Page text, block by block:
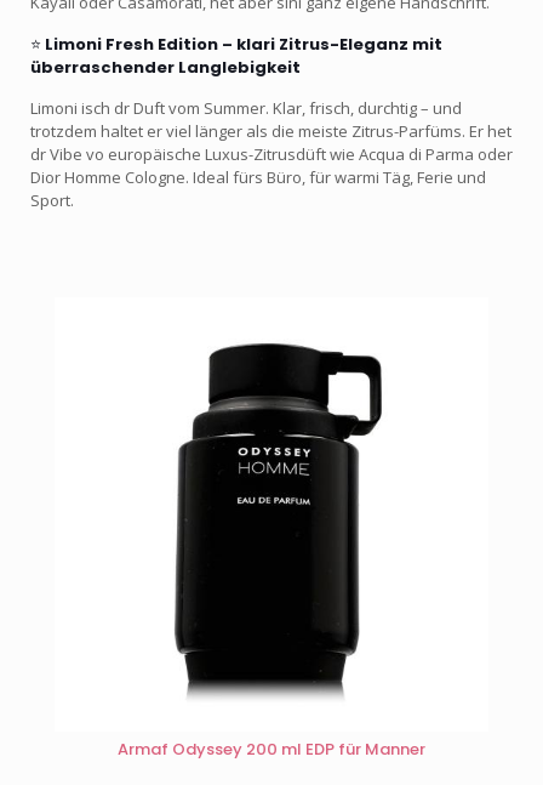
⭐ Limoni Fresh Edition – klari Zitrus-Eleganz mit
überraschender Langlebigkeit
Limoni isch dr Duft vom Summer. Klar, frisch, durchtig – und
trotzdem haltet er viel länger als die meiste Zitrus-Parfüms. Er het
dr Vibe vo europäische Luxus-Zitrusdüft wie Acqua di Parma oder
Dior Homme Cologne. Ideal fürs Büro, für warmi Täg, Ferie und
Sport.
Armaf Odyssey 200 ml EDP für Manner